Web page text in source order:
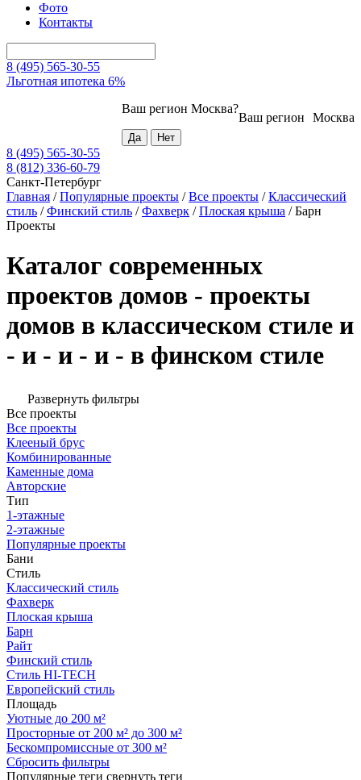
Фото
Контакты
8 (495) 565-30-55
Льготная ипотека 6%
Москва
Ваш регион
Ваш регион Москва?
8 (495) 565-30-55
8 (812) 336-60-79
Санкт-Петербург
Главная /Популярные проекты /Все проекты /Классический
стиль /Финский стиль /Фахверк /Плоская крыша /Барн
Проекты
Каталог современных
проектов домов - проекты
домов в классическом стиле и
- и - и - и - в финском стиле
Развернуть фильтры
Все проекты
Все проекты
Клееный брус
Комбинированные
Каменные дома
Авторские
Тип
1-этажные
2-этажные
Популярные проекты
Бани
Стиль
Классический стиль
Фахверк
Плоская крыша
Барн
Райт
Финский стиль
Стиль HI-TECH
Европейский стиль
Площадь
Уютные до 200 м²
Просторные от 200 м² до 300 м²
Бескомпромиссные от 300 м²
Сбросить фильтры
Популярные теги свернуть теги